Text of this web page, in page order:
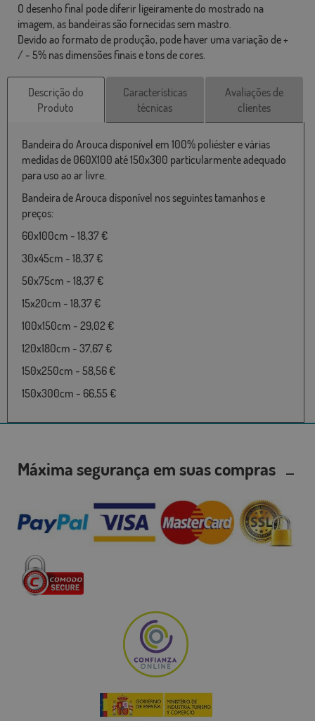
O desenho final pode diferir ligeiramente do mostrado na
imagem, as bandeiras são fornecidas sem mastro.
Devido ao formato de produção, pode haver uma variação de +
/ - 5% nas dimensões finais e tons de cores.
Descrição do
Produto
Características
técnicas
Avaliações de
clientes
Bandeira do Arouca disponível em 100% poliéster e várias
medidas de 060X100 até 150x300 particularmente adequado
para uso ao ar livre.
Bandeira de Arouca disponível nos seguintes tamanhos e
preços:
60x100cm - 18,37 €
30x45cm - 18,37 €
50x75cm - 18,37 €
15x20cm - 18,37 €
100x150cm - 29,02 €
120x180cm - 37,67 €
150x250cm - 58,56 €
150x300cm - 66,55 €
Máxima segurança em suas compras